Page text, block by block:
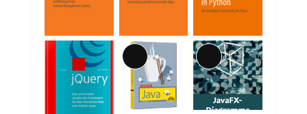
Lange
Beschreibung
Lange
Beschreibung